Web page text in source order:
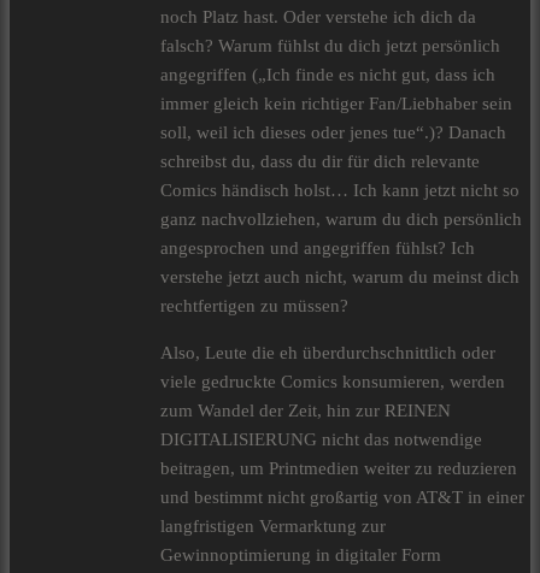
noch Platz hast. Oder verstehe ich dich da
falsch? Warum fühlst du dich jetzt persönlich
angegriffen („Ich finde es nicht gut, dass ich
immer gleich kein richtiger Fan/Liebhaber sein
soll, weil ich dieses oder jenes tue“.)? Danach
schreibst du, dass du dir für dich relevante
Comics händisch holst… Ich kann jetzt nicht so
ganz nachvollziehen, warum du dich persönlich
angesprochen und angegriffen fühlst? Ich
verstehe jetzt auch nicht, warum du meinst dich
rechtfertigen zu müssen?
Also, Leute die eh überdurchschnittlich oder
viele gedruckte Comics konsumieren, werden
zum Wandel der Zeit, hin zur REINEN
DIGITALISIERUNG nicht das notwendige
beitragen, um Printmedien weiter zu reduzieren
und bestimmt nicht großartig von AT&T in einer
langfristigen Vermarktung zur
Gewinnoptimierung in digitaler Form